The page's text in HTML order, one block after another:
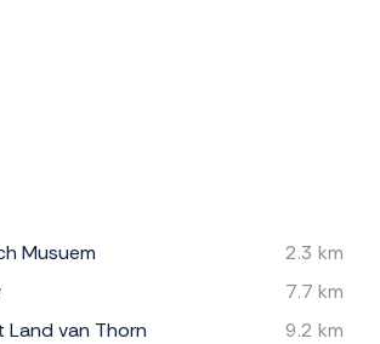
Musuem
2.3 km
7.7 km
Land van Thorn
9.2 km